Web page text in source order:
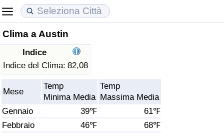
Clima a Austin
Indice
Indice del Clima: 82,08
Mese
Temp
Minima Media
Temp
Massima Media
Gennaio
39℉
61℉
Febbraio
46℉
68℉
Costo della vita
Indice Del Costo Della Vita (corrente)
Indice Del Costo Della Vita
Indice del Costo della Vita per Nazione
Prezzi degli immobili
Indice del Prezzo delle Case (Corrente)
Indice del Prezzo delle Case
Indice del Prezzo delle Case per Nazione
Qualità della Vita
Indice della Qualità della Vita
Indice della Qualità della Vita (Corrente)
Indice della qualità della vita per Paese